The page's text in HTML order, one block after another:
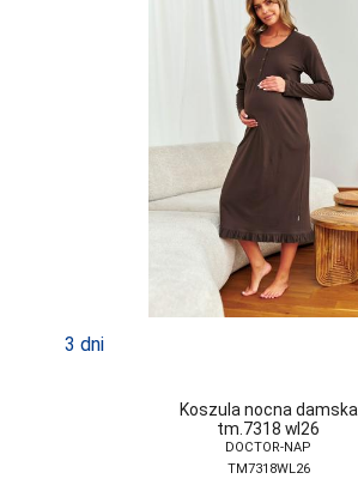
3 dni
Koszula nocna damska
tm.7318 wl26
DOCTOR-NAP
TM7318WL26